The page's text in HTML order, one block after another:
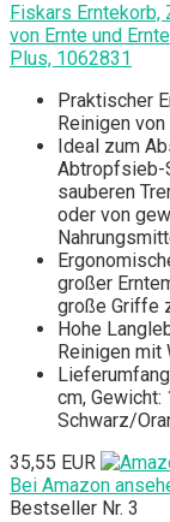
Fiskars Erntekorb,
von Ernte und
Plus, 1062831
Praktischer
Reinigen
Ideal zum
Abtropfsieb-
sauberen
oder von
großer
große Griffe
Hohe
Reinigen mit
cm, Gewicht:
Schwarz/
35,55 EUR
Bei Amazon
Bestseller Nr. 3